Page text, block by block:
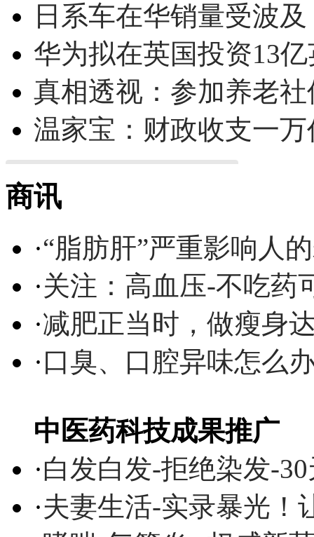
日系车在华销量受波
华为拟在英国投资13
真相透视：参加养老
温家宝：财政收支一
商讯
·“脂肪肝”严重影响人
·关注：高血压-不吃药
·减肥正当时，做瘦身
·口臭、口腔异味怎么
中医药科技成果推广
·白发白发-拒绝染发-
·夫妻生活-实录暴光！